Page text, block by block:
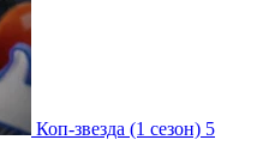
Коп-звезда (1 сезон) 5